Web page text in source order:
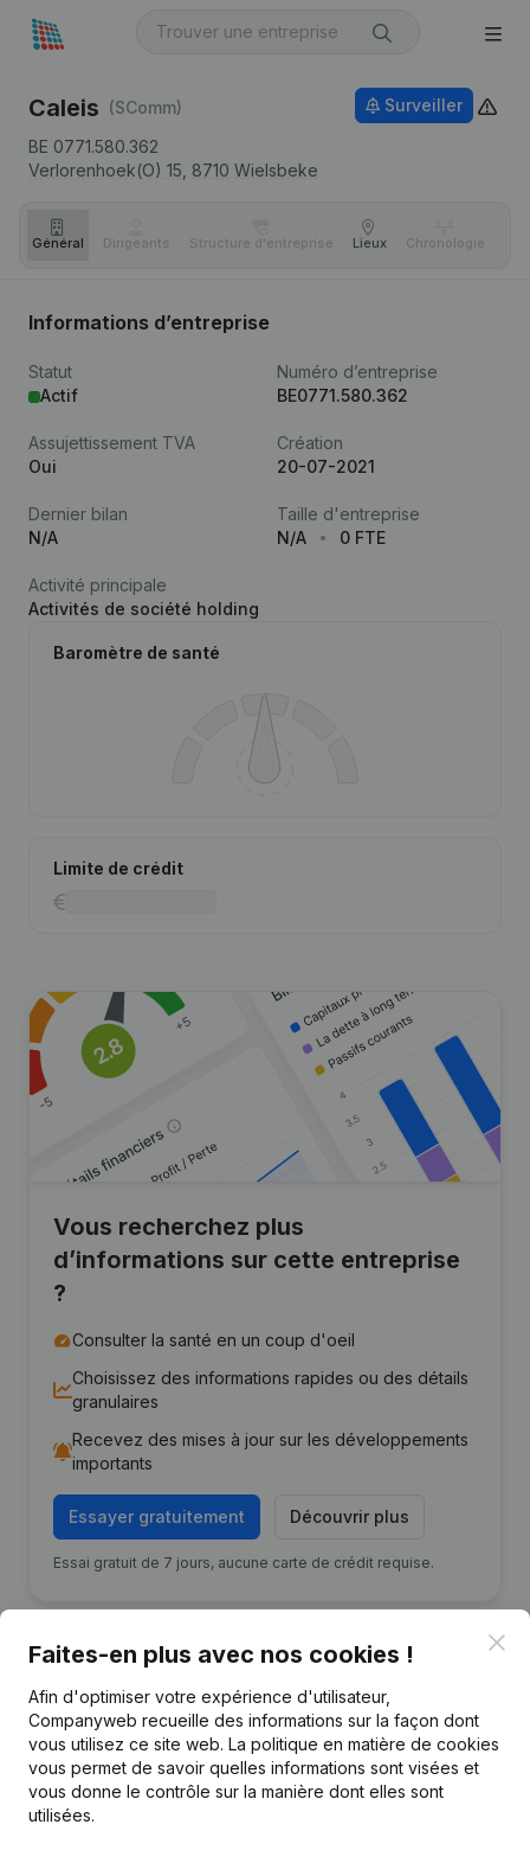
Caleis (SComm)
BE 0771.580.362
Verlorenhoek(O) 15, 8710 Wielsbeke
Surveiller
Général Dirigeants Structure d'entreprise Lieux Chronologie
Informations d’entreprise
Statut
Actif
Numéro d’entreprise
BE0771.580.362
Assujettissement TVA
Oui
Création
20-07-2021
Dernier bilan
N/A
Taille d'entreprise
N/A
0 FTE
Activité principale
Activités de société holding
Baromètre de santé
Limite de crédit
Vous recherchez plus
d’informations sur cette entreprise
?
Consulter la santé en un coup d'oeil
Choisissez des informations rapides ou des détails
granulaires
Recevez des mises à jour sur les développements
importants
Essayer gratuitement Découvrir plus
Essai gratuit de 7 jours, aucune carte de crédit requise.
Publicationsde Caleis
Date Publication
Faites-en plus avec nos cookies !
Afin d'optimiser votre expérience d'utilisateur,
Companyweb recueille des informations sur la façon dont
vous utilisez ce site web. La politique en matière de cookies
vous permet de savoir quelles informations sont visées et
vous donne le contrôle sur la manière dont elles sont
utilisées.